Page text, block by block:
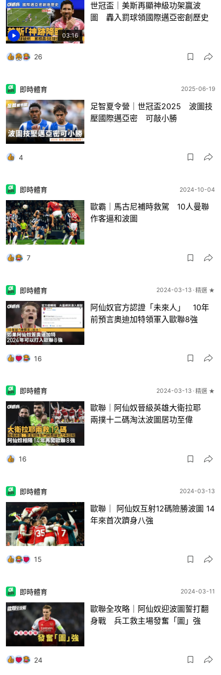
03:16
世冠盃｜美斯再顯神級功架贏波
圖 轟入罰球領國際邁亞密創歷史
26
即時體育 2025-06-19
足智夏令營｜世冠盃2025 波圖技
壓國際邁亞密 可敲小勝
4
即時體育 2024-10-04
歐霸｜馬古尼補時救駕 10人曼聯
作客逼和波圖
7
即時體育 2024-03-13 精選 ★
阿仙奴官方認證「未來人」 10年
前預言奧迪加特領軍入歐聯8強
16
即時體育 2024-03-13 精選 ★
歐聯｜阿仙奴晉級英雄大衛拉耶
兩撲十二碼淘汰波圖居功至偉
16
即時體育 2024-03-13
歐聯｜ 阿仙奴互射12碼險勝波圖 14
年來首次躋身八強
15
即時體育 2024-03-11
歐聯全攻略｜阿仙奴迎波圖誓打翻
身戰 兵工救主場發奮「圖」強
24